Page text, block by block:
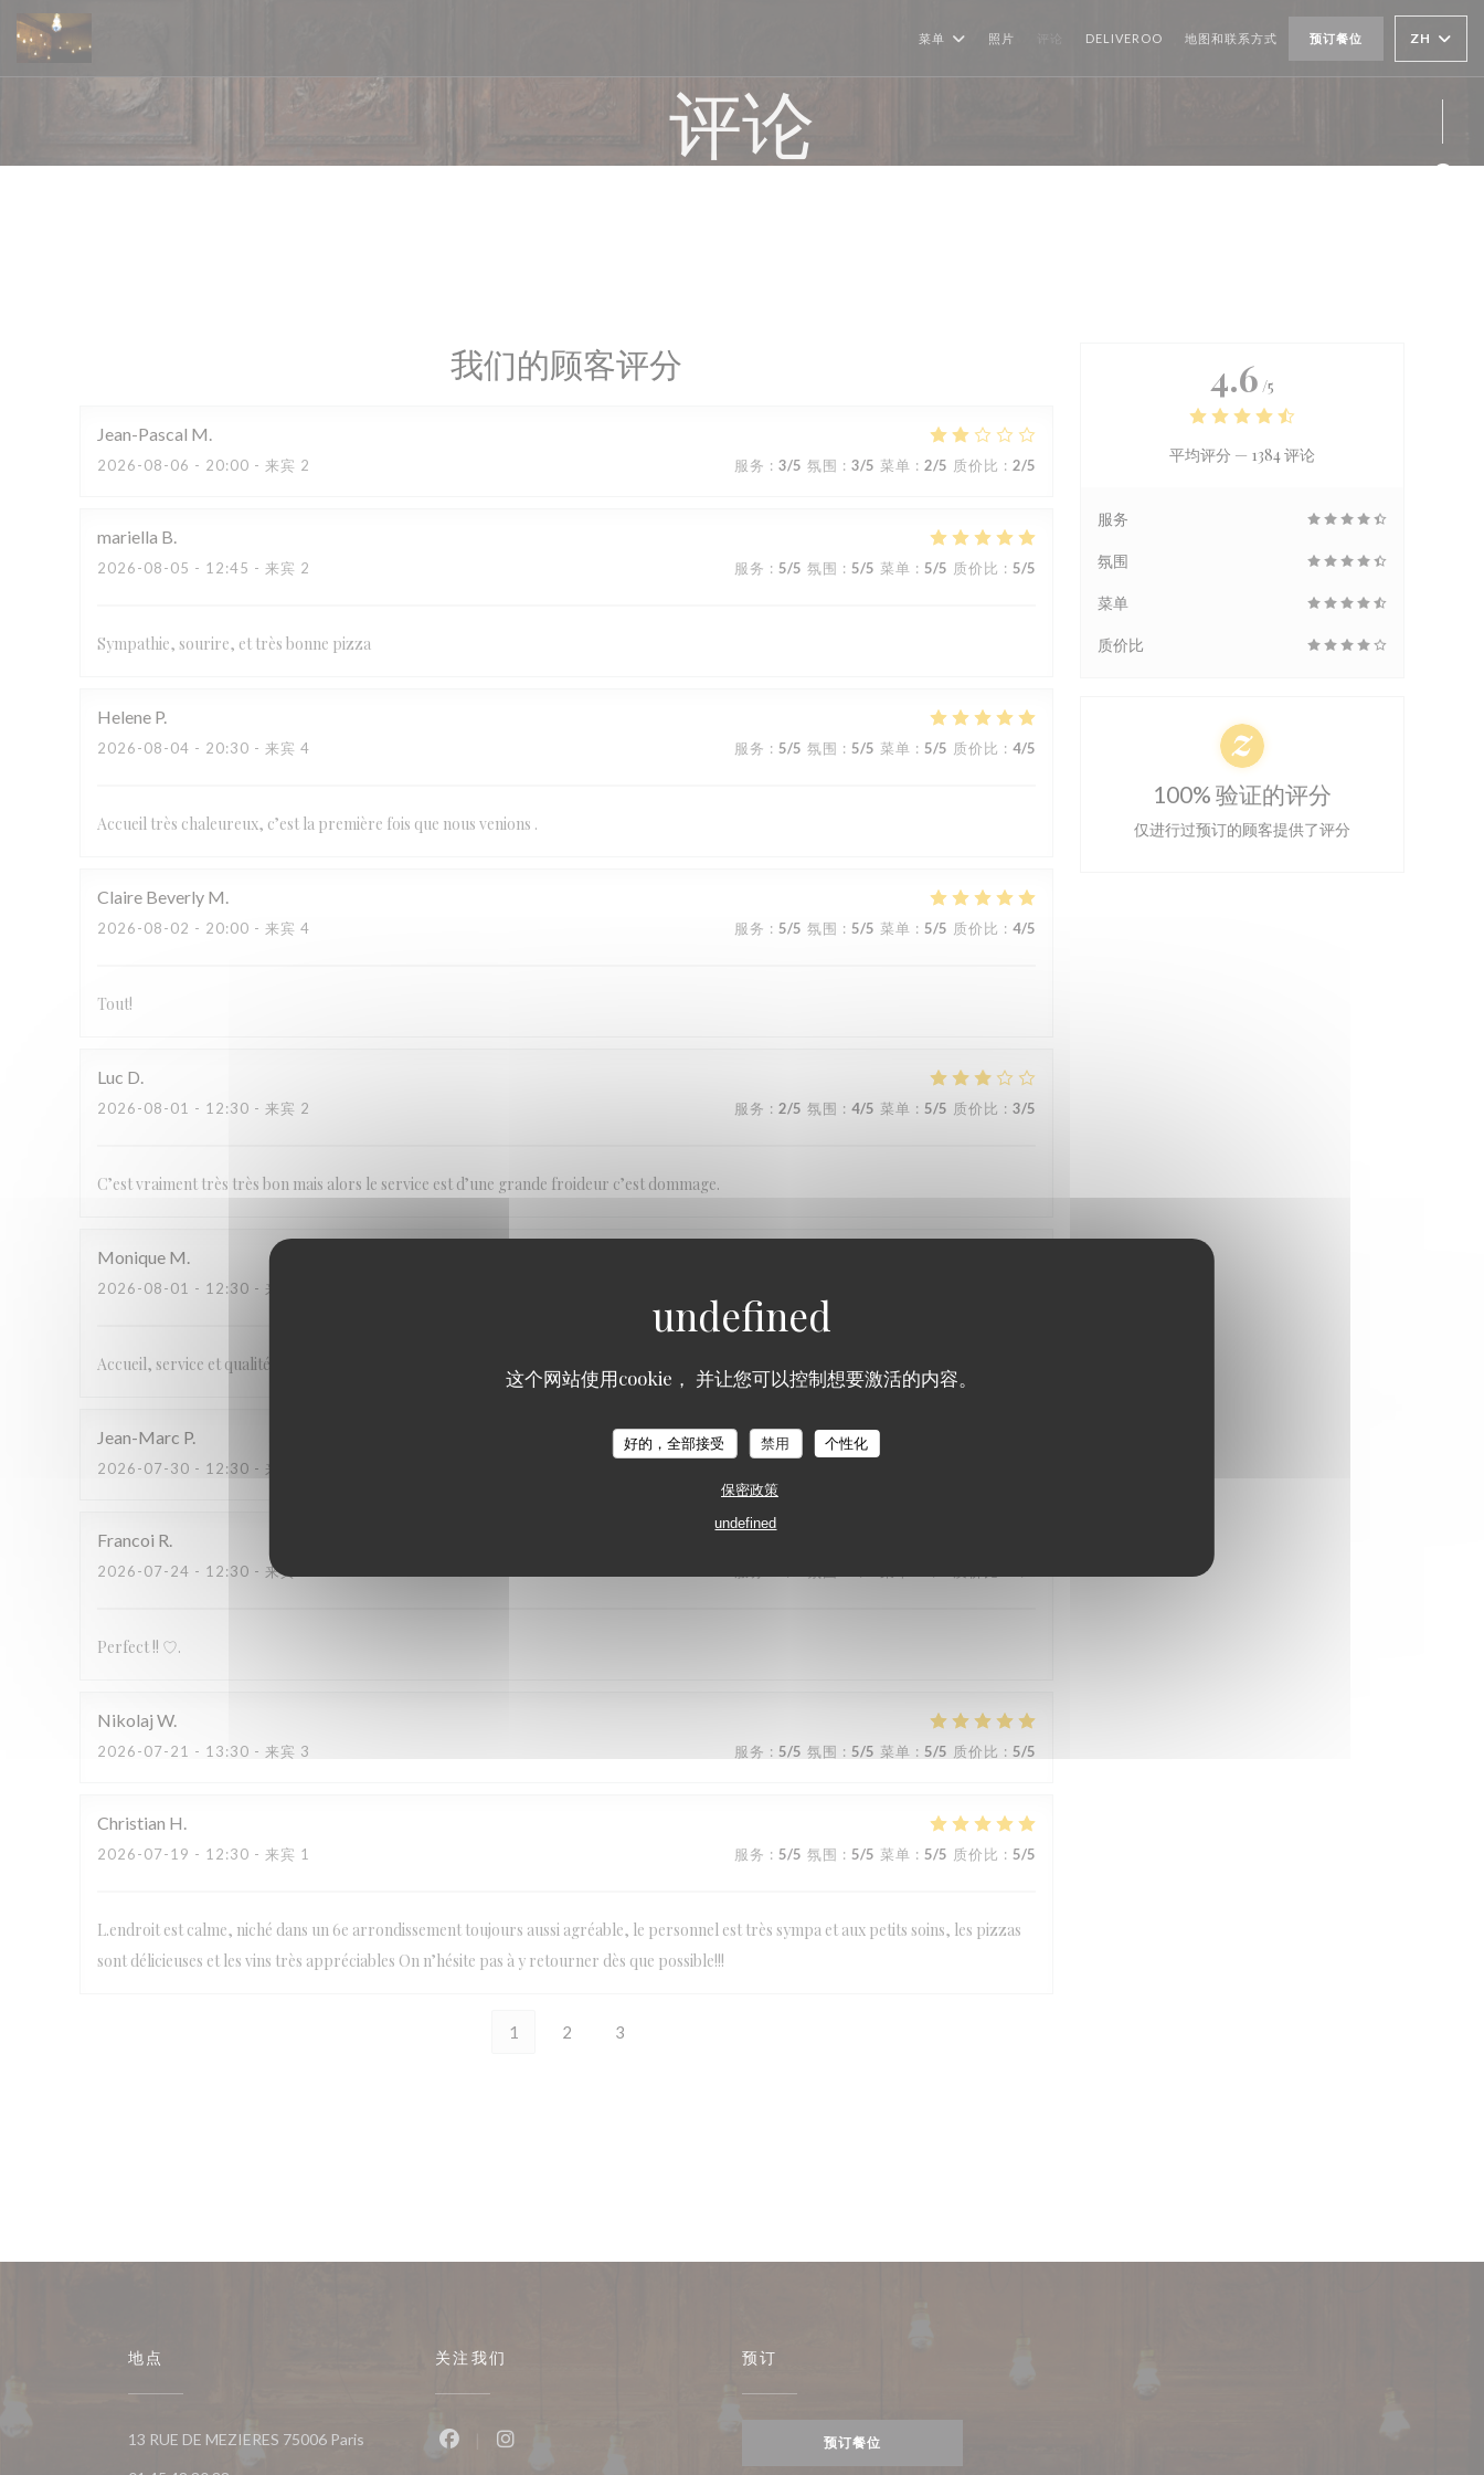
Cookie管理面板
这个网站使用cookie， 并让您可以控制想要激活的内容。
好的，全部接受 禁用 个性化
保密政策
undefined
菜单 照片 DELIVEROO ((在新窗口中打开))
地图和联系方式 预订餐位 ZH
评论
我们的顾客评分
Jean-Pascal M
2026-08-06 - 20:00 - 来宾 2 服务 : 3/5 氛围 : 3/5 菜单 : 2/5 质价比 : 2/5
mariella B
2026-08-05 - 12:45 - 来宾 2 服务 : 5/5 氛围 : 5/5 菜单 : 5/5 质价比 : 5/5
Sympathie, sourire, et très bonne pizza
Helene P
2026-08-04 - 20:30 - 来宾 4 服务 : 5/5 氛围 : 5/5 菜单 : 5/5 质价比 : 4/5
Accueil très chaleureux, c’est la première fois que nous venions .
Claire Beverly M
2026-08-02 - 20:00 - 来宾 4 服务 : 5/5 氛围 : 5/5 菜单 : 5/5 质价比 : 4/5
Tout!
Luc D
2026-08-01 - 12:30 - 来宾 2 服务 : 2/5 氛围 : 4/5 菜单 : 5/5 质价比 : 3/5
C’est vraiment très très bon mais alors le service est d’une grande froideur c’est dommage.
Monique M
2026-08-01 - 12:30 - 来宾 2
Accueil, service et qualité des pizzas unanimement reconnue même par une famille italienne
Jean-Marc P
2026-07-30 - 12:30 - 来宾 2
Francoi R
2026-07-24 - 12:30 - 来宾 2
Perfect !! ♡.
Nikolaj W
2026-07-21 - 13:30 - 来宾 3 服务 : 5/5 氛围 : 5/5 菜单 : 5/5 质价比 : 5/5
Christian H
2026-07-19 - 12:30 - 来宾 1 服务 : 5/5 氛围 : 5/5 菜单 : 5/5 质价比 : 5/5
L.endroit est calme, niché dans un 6e arrondissement toujours aussi agréable, le personnel est très sympa et aux petits soins, les pizzas
sont délicieuses et les vins très appréciables On n’hésite pas à y retourner dès que possible!!!
1 2 3
4.6 /5
平均评分 — 1384 评论
服务
氛围
菜单
质价比
100% 验证的评分
仅进行过预订的顾客提供了评分
地点
13 RUE DE MEZIERES 75006 Paris((在新窗口中打开))
关注我们 预订
预订餐位